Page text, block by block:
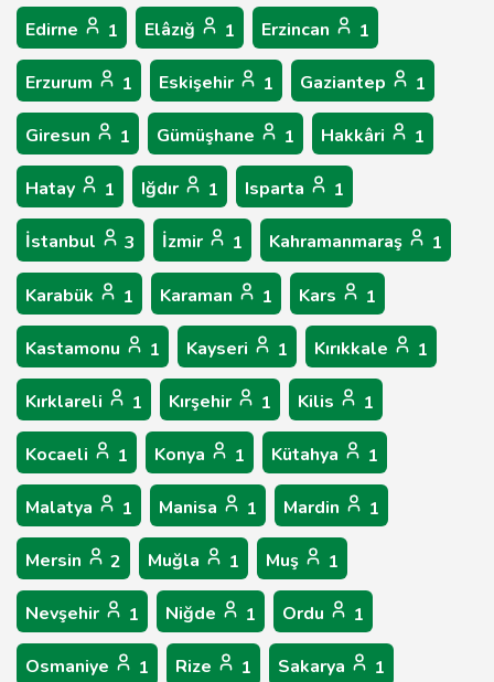
Edirne 1 Elâzığ 1 Erzincan 1
Erzurum 1 Eskişehir 1 Gaziantep 1
Giresun 1 Gümüşhane 1 Hakkâri 1
Hatay 1 Iğdır 1 Isparta 1
İstanbul 3 İzmir 1 Kahramanmaraş 1
Karabük 1 Karaman 1 Kars 1
Kastamonu 1 Kayseri 1 Kırıkkale 1
Kırklareli 1 Kırşehir 1 Kilis 1
Kocaeli 1 Konya 1 Kütahya 1
Malatya 1 Manisa 1 Mardin 1
Mersin 2 Muğla 1 Muş 1
Nevşehir 1 Niğde 1 Ordu 1
Osmaniye 1 Rize 1 Sakarya 1